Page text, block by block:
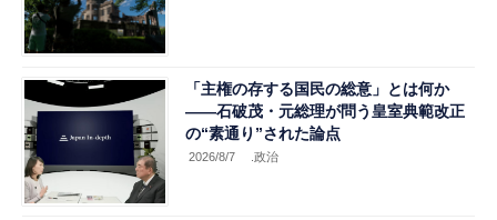
「主権の存する国民の総意」とは何か
――石破茂・元総理が問う皇室典範改正
の“素通り”された論点
2026/8/7 .政治